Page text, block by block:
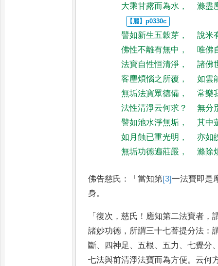
大乘甘露而為水 ， 滌盡
譬如新生五穀芽 ，
說米
佛性不離有無中 ，
唯佛
法寶自性恒清淨 ，
諸佛
客塵煩惱之所覆 ，
如雲
無垢法寶眾德備 ，
常樂
法性清淨云何求 ？
無分
譬如池水淨無垢 ，
其中
如月蝕已重光明 ，
亦如
無垢功德遍莊嚴 ， 滌除
佛告慈氏 ：「當知第[3]一法寶即是
身。
「復次 ，慈氏 ！ 應知第二法寶者 ，
諸妙功德 ， 所謂三十七菩提分法 ：
斷、 四神足 、 五根、 五力 、七覺分
七法與前清淨法寶而為方便。 云何